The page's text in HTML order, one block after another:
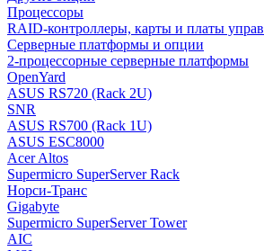
Процессоры
RAID-контроллеры, карты и платы
Серверные платформы и опции
2-процессорные серверные платформы
OpenYard
ASUS RS720 (Rack 2U)
SNR
ASUS RS700 (Rack 1U)
ASUS ESC8000
Acer Altos
Supermicro SuperServer Rack
Норси-Транс
Gigabyte
Supermicro SuperServer Tower
AIC